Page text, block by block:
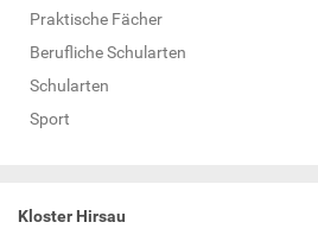
Praktische Fächer
Berufliche Schularten
Schularten
Sport
Kloster Hirsau